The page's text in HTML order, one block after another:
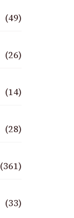
(49)
(26)
(14)
(28)
(361)
(33)